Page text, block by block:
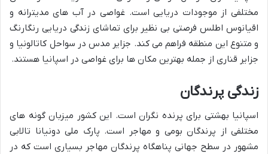
مختلفی از موجودات دریایی است. غواصی در آب های مدیترانه و
اقیانوس اطلس فرصتی بی نظیر برای تماشای زندگی دریایی رنگارنگ
و متنوع این منطقه فراهم می کند. جزایر مدس در سواحل کاتالونیا و
جزایر قناری از جمله بهترین مکان ها برای غواصی در اسپانیا هستند.
زندگی پرندگان
اسپانیا بهشتی برای پرنده نگران است. این کشور میزبان گونه های
مختلفی از پرندگان بومی و مهاجر است. پارک ملی دونیانا تالابی
مشهور در سطح جهانی پناهگاه پرندگان مهاجر بسیاری است که در